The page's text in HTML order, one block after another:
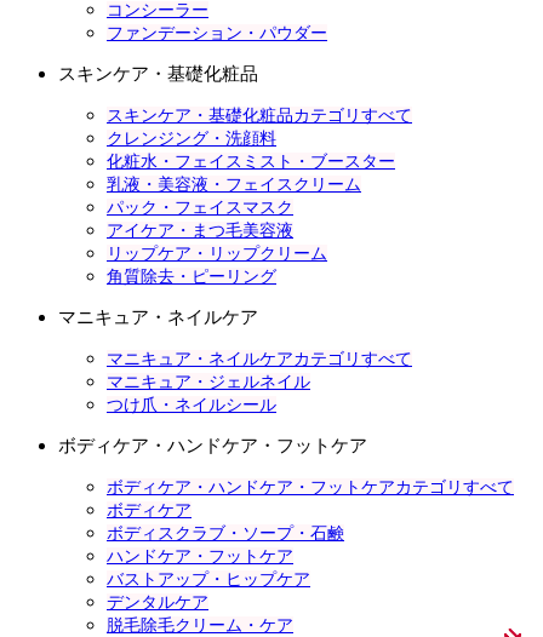
コンシーラー
ファンデーション・パウダー
スキンケア・基礎化粧品
スキンケア・基礎化粧品カテゴリすべて
クレンジング・洗顔料
化粧水・フェイスミスト・ブースター
乳液・美容液・フェイスクリーム
パック・フェイスマスク
アイケア・まつ毛美容液
リップケア・リップクリーム
角質除去・ピーリング
マニキュア・ネイルケア
マニキュア・ネイルケアカテゴリすべて
マニキュア・ジェルネイル
つけ爪・ネイルシール
ボディケア・ハンドケア・フットケア
ボディケア・ハンドケア・フットケアカテゴリすべて
ボディケア
ボディスクラブ・ソープ・石鹸
ハンドケア・フットケア
バストアップ・ヒップケア
デンタルケア
脱毛除毛クリーム・ケア